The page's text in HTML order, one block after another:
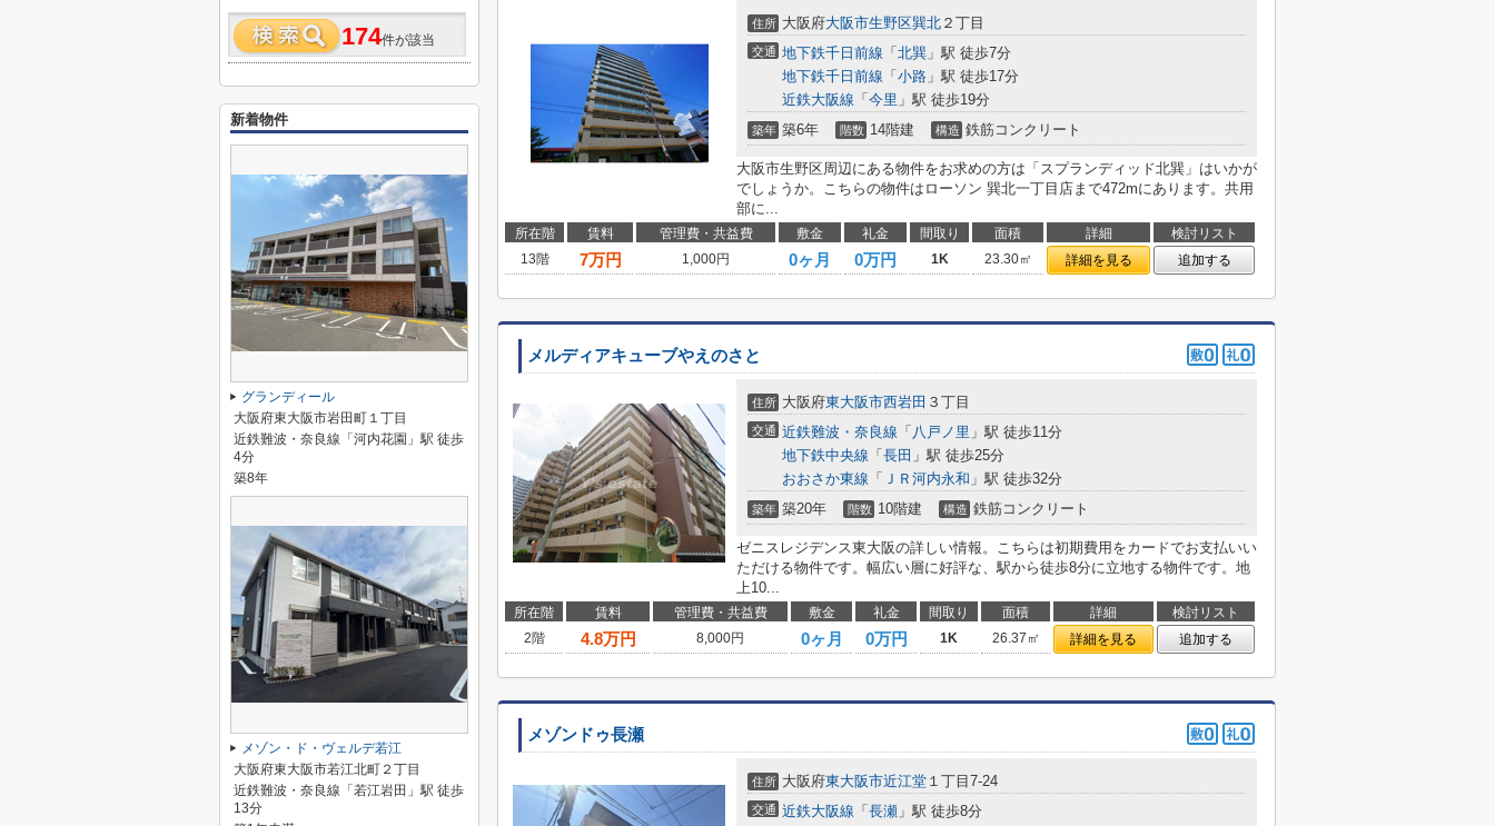
住所 大阪府大阪市生野区巽北 ２丁目
交通 地下鉄千日前線 「 北巽 」駅 徒歩7分
地下鉄千日前線 「 小路 」駅 徒歩17分
近鉄大阪線 「 今里 」駅 徒歩19分
築年 築6年 階数 14階建 構造 鉄筋コンクリート
大阪市生野区周辺にある物件をお求めの方は「スプランディッド北巽」はいかが
でしょうか。こちらの物件はローソン 巽北一丁目店まで472mにあります。共用
部に...
所在階 賃料 管理費・共益費 敷金 礼金 間取り 面積 詳細
検討リスト
13階
7万円 1,000円 0ヶ月 0万円 1K 23.30㎡ 詳細を見る 追加する
メルディアキューブやえのさと
住所 大阪府東大阪市西岩田 ３丁目
交通 近鉄難波・奈良線 「 八戸ノ里 」駅 徒歩11分
地下鉄中央線 「 長田 」駅 徒歩25分
おおさか東線 「 ＪＲ河内永和 」駅 徒歩32分
築年 築20年 階数 10階建 構造 鉄筋コンクリート
ゼニスレジデンス東大阪の詳しい情報。こちらは初期費用をカードでお支払いい
ただける物件です。幅広い層に好評な、駅から徒歩8分に立地する物件です。地
上10...
所在階 賃料 管理費・共益費 敷金 礼金 間取り 面積 詳細
検討リスト
2階
4.8万円 8,000円 0ヶ月 0万円 1K 26.37㎡ 詳細を見る 追加する
メゾンドゥ長瀬
住所 大阪府東大阪市近江堂 １丁目7-24
交通 近鉄大阪線 「 長瀬 」駅 徒歩8分
174件が該当
新着物件
グランディール
大阪府東大阪市岩田町１丁目
近鉄難波・奈良線「河内花園」駅 徒歩
4分
築8年
メゾン・ド・ヴェルデ若江
大阪府東大阪市若江北町２丁目
近鉄難波・奈良線「若江岩田」駅 徒歩
13分